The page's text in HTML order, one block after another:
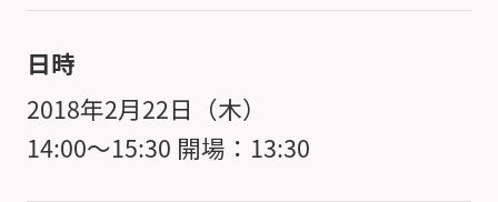
日時
2018年2月22日（木）
14:00～15:30 開場：13:30